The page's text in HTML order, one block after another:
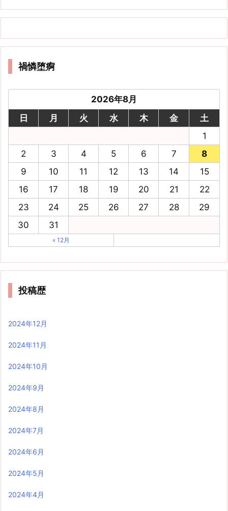
禍憐堕痾
2026年8月
日
月 火 水 木 金
土
1
2
3 4 5 6 7
8
9
10 11 12 13 14
15
16
17 18 19 20 21
22
23
24 25 26 27 28
29
30
31
« 12月
投稿歴
2024年12月
2024年11月
2024年10月
2024年9月
2024年8月
2024年7月
2024年6月
2024年5月
2024年4月